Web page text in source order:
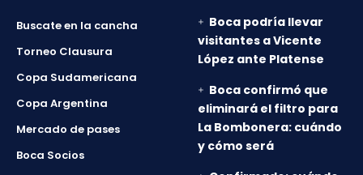
Buscate en la cancha
Torneo Clausura
Copa Sudamericana
Copa Argentina
Mercado de pases
Boca Socios
Boca podría llevar
visitantes a Vicente
López ante Platense
Boca confirmó que
eliminará el filtro para
La Bombonera: cuándo
y cómo será